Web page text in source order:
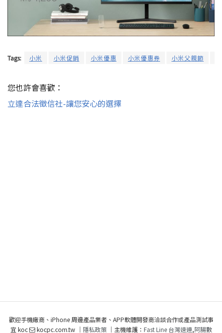
Tags: 小米 小米促銷 小米優惠 小米優惠券 小米父親節
您也許會喜歡：
立達合法徵信社-讓您安心的選擇
歡迎手機廠商、iPhone 周邊產品業者、APP軟體開發商洽談合作或產品測試事
宜 koc
kocpc.com.tw ｜ 隱私政策｜主機維護： Fast Line 台灣速連,阿腸數